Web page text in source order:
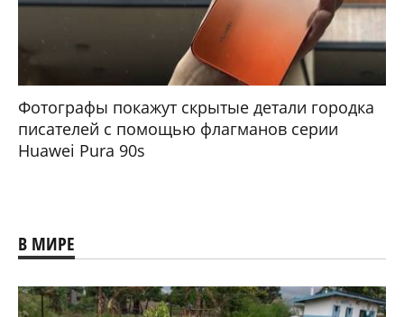
Фотографы покажут скрытые детали городка
писателей с помощью флагманов серии
Huawei Pura 90s
В МИРЕ